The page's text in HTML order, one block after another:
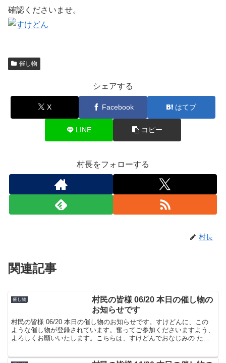
確認くださいませ。
催し物
シェアする
X Facebook はてブ
LINE コピー
村長をフォローする
村長
関連記事
催し物
村民の皆様 06/20 本日の催し物の
お知らせです
村民の皆様 06/20 本日の催し物のお知らせです。すけどんに、この
ような催し物が登録されています。奮ってご参加くださいますよう、
よろしくお願いいたします。こちらは、すけどんでおなじみの たま